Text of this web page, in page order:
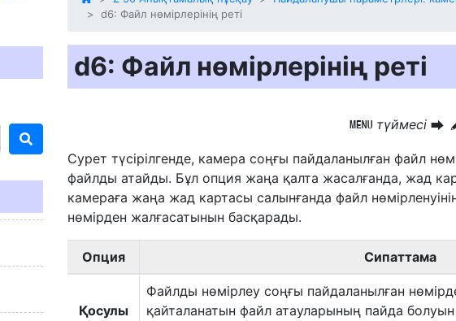
d6: Файл нөмірлерінің реті
d6: Файл нөмірлерінің реті
G түймесі U
Сурет түсірілгенде, камера соңғы пайдаланылған файл
файлды атайды. Бұл опция жаңа қалта жасалғанда, жад
камераға жаңа жад картасы салынғанда файл
нөмірден жалғасатынын басқарады.
Опция Сипаттама
Қосулы
Файлды нөмірлеу соңғы пайдаланылған
қайталанатын файл атауларының пайда